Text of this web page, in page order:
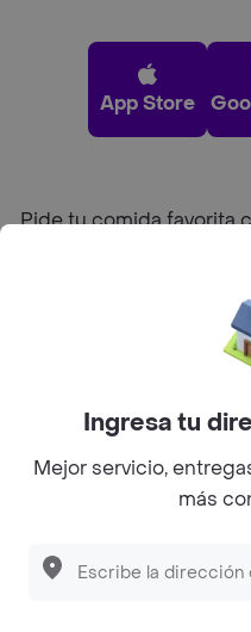
App Store
Pide tu comida favorita
Sobre Rappi
©2026Rappi
Ingresa tu
Mejor servicio,
más